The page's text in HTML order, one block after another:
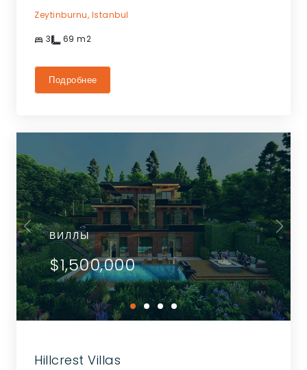
Zeytinburnu, Istanbul
3 69 m2
Подробнее
ВИЛЛЫ
$1,500,000
Hillcrest Villas